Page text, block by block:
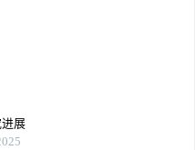
展